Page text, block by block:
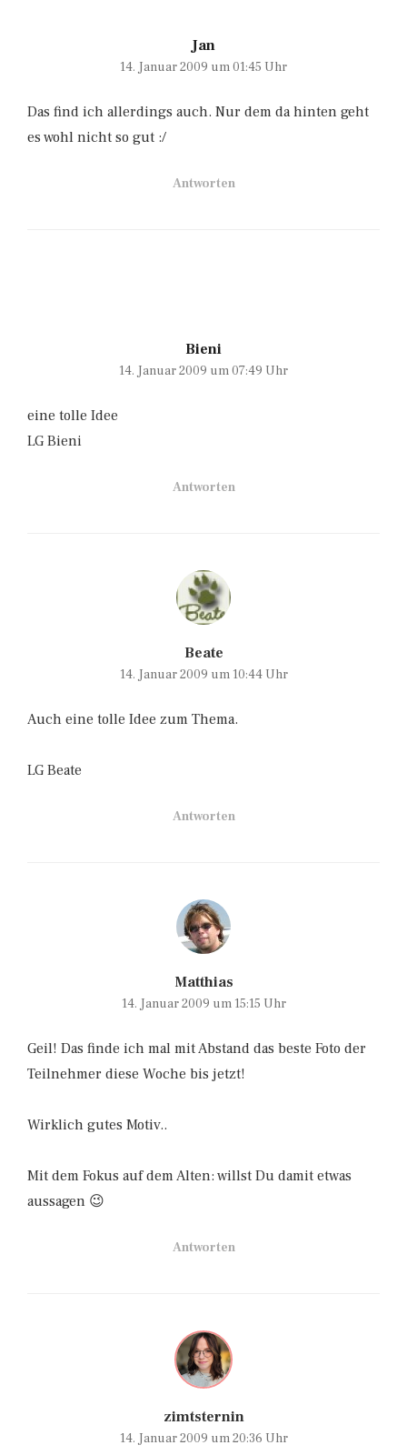
Jan
14. Januar 2009 um 01:45 Uhr
Das find ich allerdings auch. Nur dem da hinten geht
es wohl nicht so gut :/
Antworten
Bieni
14. Januar 2009 um 07:49 Uhr
eine tolle Idee
LG Bieni
Antworten
Beate
14. Januar 2009 um 10:44 Uhr
Auch eine tolle Idee zum Thema.
LG Beate
Antworten
Matthias
14. Januar 2009 um 15:15 Uhr
Geil! Das finde ich mal mit Abstand das beste Foto der
Teilnehmer diese Woche bis jetzt!
Wirklich gutes Motiv..
Mit dem Fokus auf dem Alten: willst Du damit etwas
aussagen 😉
Antworten
zimtsternin
14. Januar 2009 um 20:36 Uhr